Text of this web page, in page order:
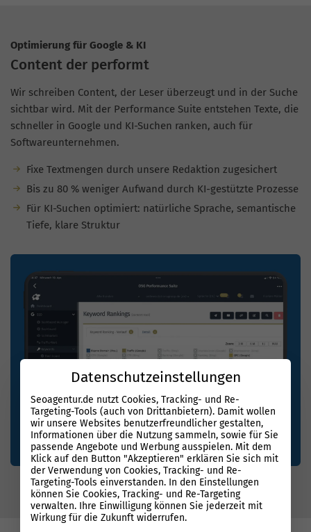
Optimierung für Google & KI
Content der performt
Wir schreiben Content, der Leser überzeugt und in der Suche
sichtbar wird. Mit der Performance Suite entstehen Texte, die
schneller in Google und KI-Suchen ranken, auch für
Softwareunternehmen.
Fixe Textmengen durch unsere Redaktion zugesichert
Bis zu 80 % weniger Aufwand durch KI-gestützte Prozesse
Für KI-Suchen optimiert: natürliche Sprache, semantische
Tiefe, klare Struktur
Datenschutzeinstellungen
Seoagentur.de nutzt Cookies, Tracking- und Re-
Targeting-Tools (auch von Drittanbietern). Damit wollen
wir unsere Websites benutzerfreundlicher gestalten,
Informationen über die Nutzung sammeln, sowie für Sie
passende Angebote und Werbung ausspielen. Mit dem
Klick auf den Button "Akzeptieren" erklären Sie sich mit
der Verwendung von Cookies, Tracking- und Re-
Targeting-Tools einverstanden. In den Einstellungen
können Sie Cookies, Tracking- und Re-Targeting
verwalten. Ihre Einwilligung können Sie jederzeit mit
Wirkung für die Zukunft widerrufen.